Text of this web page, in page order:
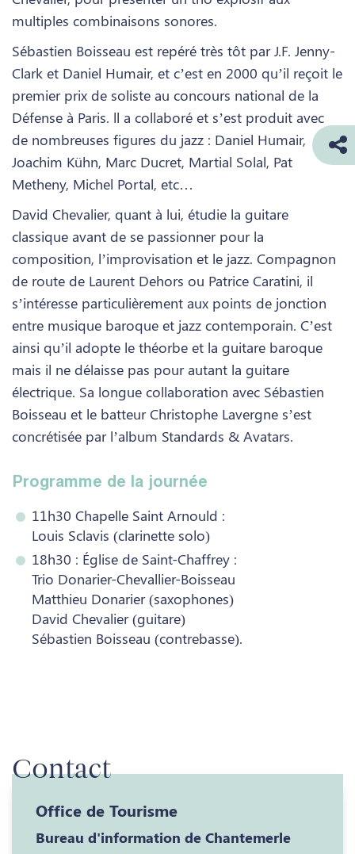
multiples combinaisons sonores.
Sébastien Boisseau est repéré très tôt par J.F. Jenny-
Clark et Daniel Humair, et c’est en 2000 qu’il reçoit le
premier prix de soliste au concours national de la
Défense à Paris. ll a collaboré et s’est produit avec
de nombreuses figures du jazz : Daniel Humair,
Joachim Kühn, Marc Ducret, Martial Solal, Pat
Metheny, Michel Portal, etc…
David Chevalier, quant à lui, étudie la guitare
classique avant de se passionner pour la
composition, l’improvisation et le jazz. Compagnon
de route de Laurent Dehors ou Patrice Caratini, il
s’intéresse particulièrement aux points de jonction
entre musique baroque et jazz contemporain. C’est
ainsi qu’il adopte le théorbe et la guitare baroque
mais il ne délaisse pas pour autant la guitare
électrique. Sa longue collaboration avec Sébastien
Boisseau et le batteur Christophe Lavergne s’est
concrétisée par l’album Standards & Avatars.
Programme de la journée
11h30 Chapelle Saint Arnould :
Louis Sclavis (clarinette solo)
18h30 : Église de Saint-Chaffrey :
Trio Donarier-Chevallier-Boisseau
Matthieu Donarier (saxophones)
David Chevalier (guitare)
Sébastien Boisseau (contrebasse).
Contact
Office de Tourisme
Bureau d'information de Chantemerle